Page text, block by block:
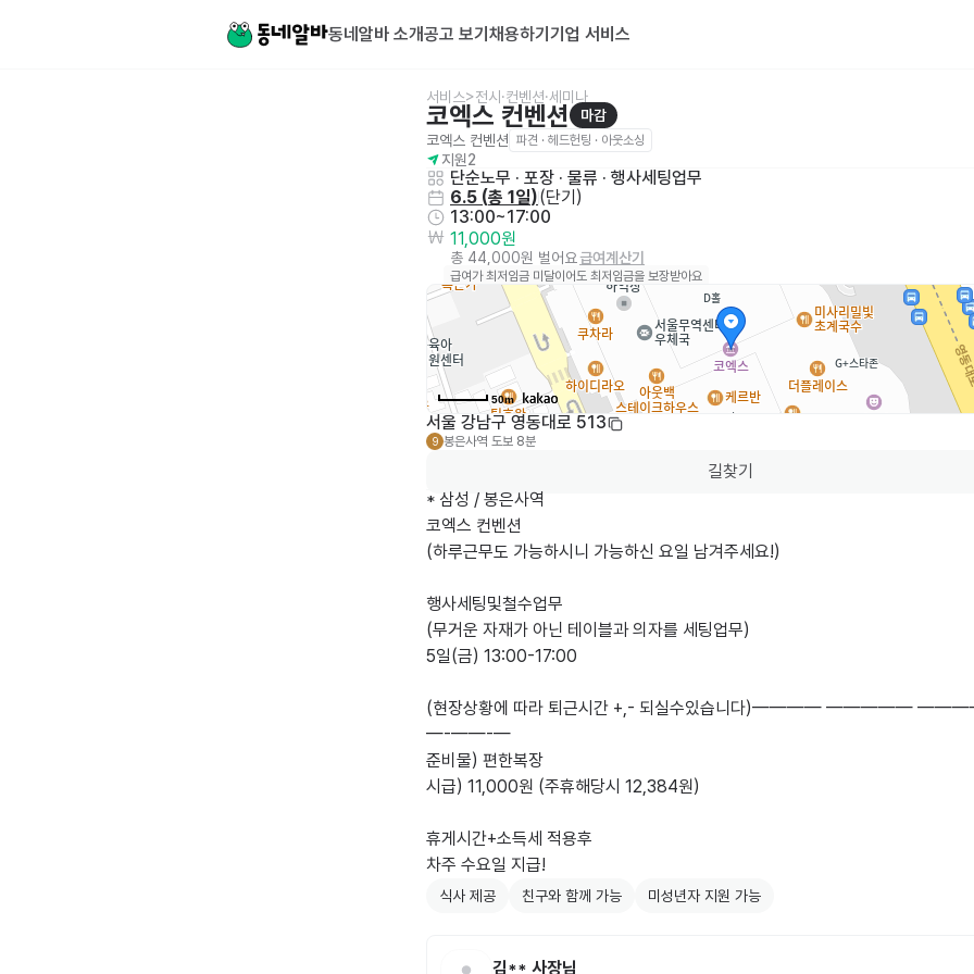
동네알바 소개공고 보기 채용하기 기업 서비스
서비스>전시·컨벤션·세미나
코엑스 컨벤션
마감
코엑스 컨벤션 파견 · 헤드헌팅 · 아웃소싱
지원2
단순노무 · 포장 · 물류 · 행사세팅업무
6.5 (총 1일)(단기 )
13:00~17:00
11,000원
총 44,000원 벌어요급여계산기
급여가 최저임금 미달이어도 최저임금을 보장받아요
50m
서울 강남구 영동대로 513
9 봉은사역 도보 8분
길찾기
* 삼성 / 봉은사역
코엑스 컨벤션
(하루근무도 가능하시니 가능하신 요일 남겨주세요!)
행사세팅및철수업무
(무거운 자재가 아닌 테이블과 의자를 세팅업무)
5일(금) 13:00-17:00
(현장상황에 따라 퇴근시간 +,- 되실수있습니다)———— —————
—-——-—
준비물) 편한복장
시급) 11,000원 (주휴해당시 12,384원)
휴게시간+소득세 적용후
차주 수요일 지급!
식사 제공 친구와 함께 가능 미성년자 지원 가능
김** 사장님